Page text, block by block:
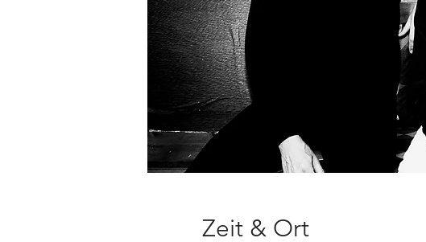
Zeit & Ort